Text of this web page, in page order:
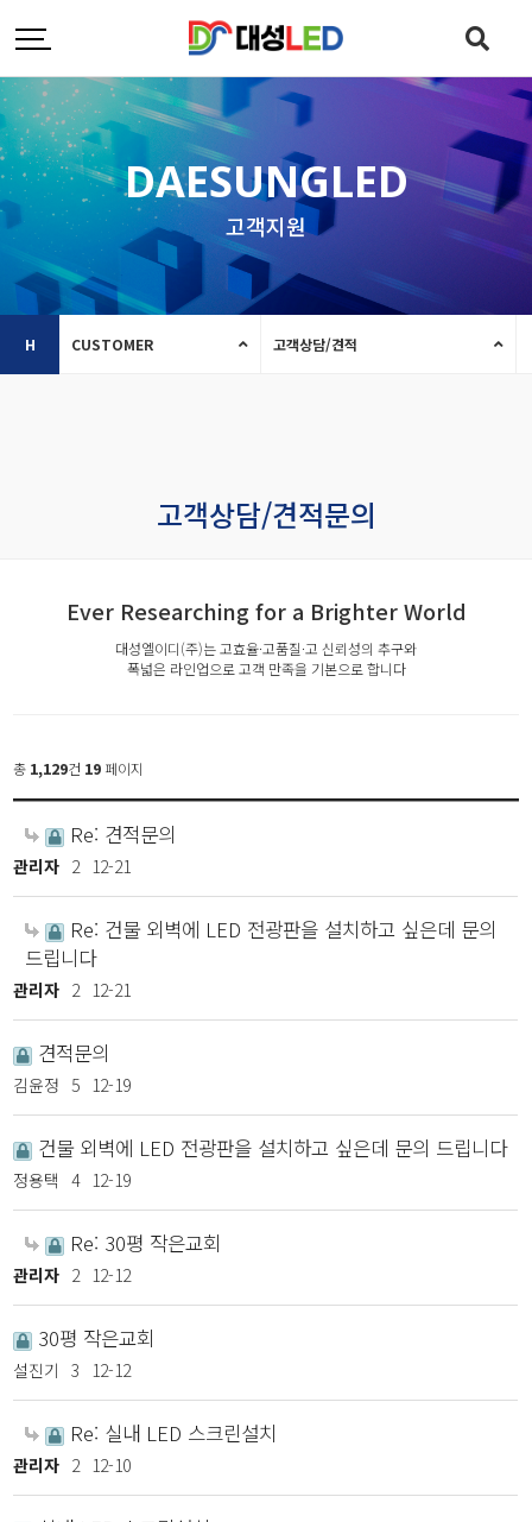
DAESUNGLED
고객지원
H CUSTOMER 고객상담/견적
고객상담/견적문의
Ever Researching for a Brighter World
대성엘이디(주)는 고효율·고품질·고 신뢰성의 추구와
폭넓은 라인업으로 고객 만족을 기본으로 합니다
총 1,129건 19 페이지
Re: 견적문의
관리자 2 12-21
Re: 건물 외벽에 LED 전광판을 설치하고 싶은데 문의
드립니다
관리자 2 12-21
견적문의
김윤정 5 12-19
건물 외벽에 LED 전광판을 설치하고 싶은데 문의 드립니다
정용택 4 12-19
Re: 30평 작은교회
관리자 2 12-12
30평 작은교회
설진기 3 12-12
Re: 실내 LED 스크린설치
관리자 2 12-10